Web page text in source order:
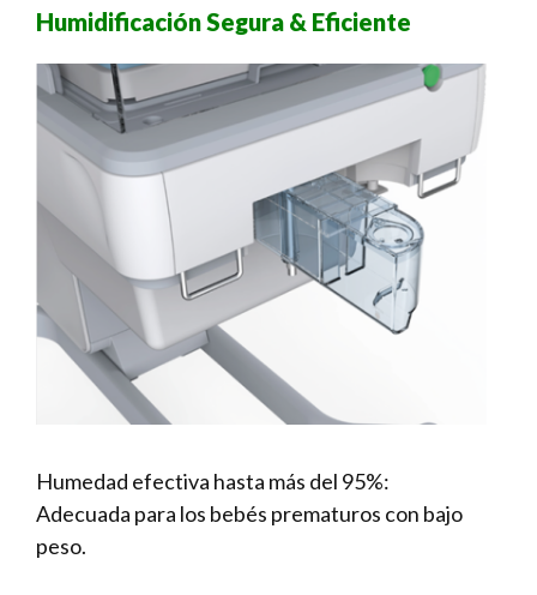
Humidificación Segura & Eficiente
Humedad efectiva hasta más del 95%: ​
Adecuada para los bebés prematuros con bajo
peso.